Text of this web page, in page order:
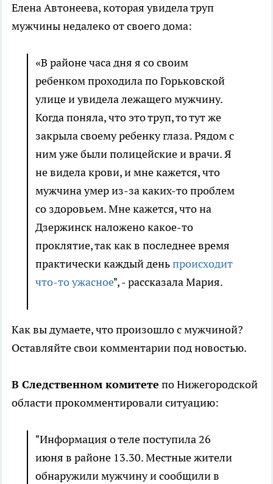
Елена Автонеева, которая увидела труп
мужчины недалеко от своего дома:
«В районе часа дня я со своим
ребенком проходила по Горьковской
улице и увидела лежащего мужчину.
Когда поняла, что это труп, то тут же
закрыла своему ребенку глаза. Рядом с
ним уже были полицейские и врачи. Я
не видела крови, и мне кажется, что
мужчина умер из-за каких-то проблем
со здоровьем. Мне кажется, что на
Дзержинск наложено какое-то
проклятие, так как в последнее время
практически каждый деньпроисходит
что-то ужасное", - рассказала Мария.
Как вы думаете, что произошло с мужчиной?
Оставляйте свои комментарии под новостью.
В Следственном комитете по Нижегородской
области прокомментировали ситуацию:
"Информация о теле поступила 26
июня в районе 13.30. Местные жители
обнаружили мужчину и сообщили в